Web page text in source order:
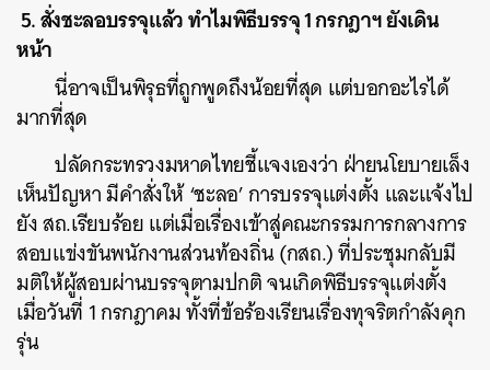
5. สั่งชะลอบรรจุแล้ว ทำไมพิธีบรรจุ 1 กรกฎาฯ ยังเดิน
หน้า
นี่อาจเป็นพิรุธที่ถูกพูดถึงน้อยที่สุด แต่บอกอะไรได้
มากที่สุด
ปลัดกระทรวงมหาดไทยชี้แจงเองว่า ฝ่ายนโยบายเล็ง
เห็นปัญหา มีคำสั่งให้ ‘ชะลอ’ การบรรจุแต่งตั้ง และแจ้งไป
ยัง สถ.เรียบร้อย แต่เมื่อเรื่องเข้าสู่คณะกรรมการกลางการ
สอบแข่งขันพนักงานส่วนท้องถิ่น (กสถ.) ที่ประชุมกลับมี
มติให้ผู้สอบผ่านบรรจุตามปกติ จนเกิดพิธีบรรจุแต่งตั้ง
เมื่อวันที่ 1 กรกฎาคม ทั้งที่ข้อร้องเรียนเรื่องทุจริตกำลังคุก
รุ่น